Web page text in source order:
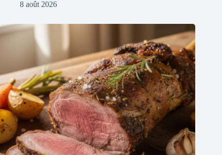
8 août 2026